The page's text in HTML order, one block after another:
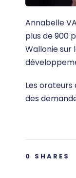
Annabelle
plus de 900
Wallonie sur
Les
des
0 SHARES